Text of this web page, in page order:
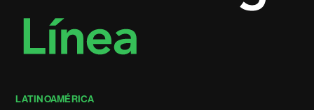
LATINOAMÉRICA